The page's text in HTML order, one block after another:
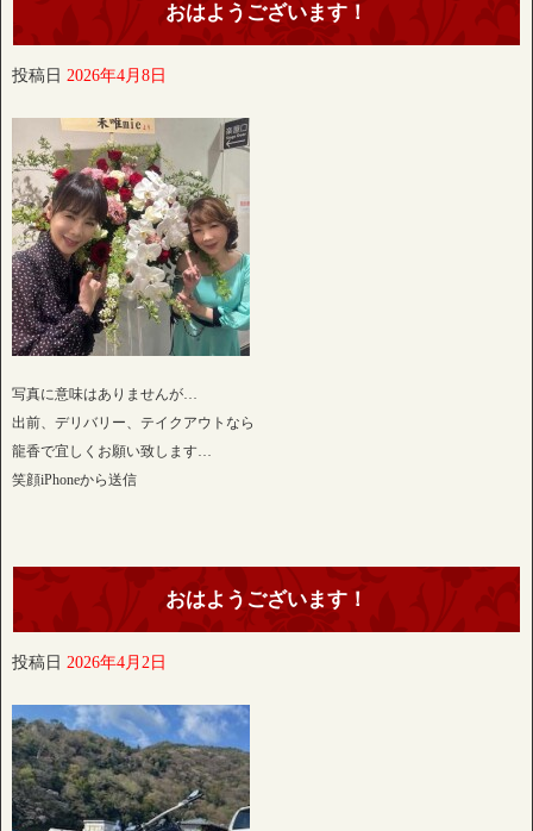
おはようございます！
投稿日 2026年4月8日
写真に意味はありませんが…
出前、デリバリー、テイクアウトなら
龍香で宜しくお願い致します…
笑顔iPhoneから送信
おはようございます！
投稿日 2026年4月2日